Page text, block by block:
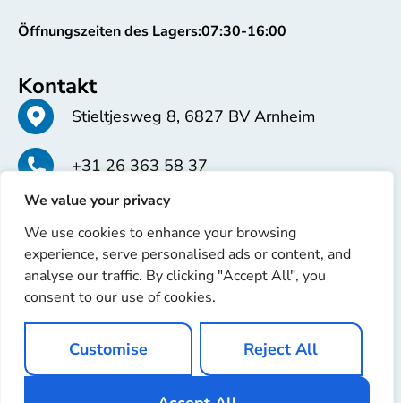
We value your privacy
We use cookies to enhance your browsing
experience, serve personalised ads or content, and
analyse our traffic. By clicking "Accept All", you
consent to our use of cookies.
Customise Reject All
Öffnungszeiten des Lagers:07:30-16:00
Kontakt
Stieltjesweg 8, 6827 BV Arnheim
+31 26 363 58 37
info@erren.com
Copyright © 2025 Erren Recondition. Alle Rechte
vorbehalten
Ignaz Software